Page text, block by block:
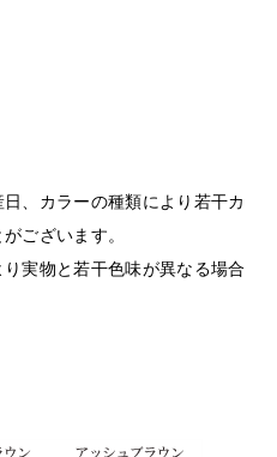
、カラーの種類により若干カ
ございます。
実物と若干色味が異なる場合